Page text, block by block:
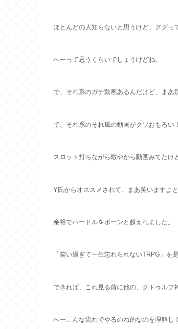
ほとんどの人知らないと思うけど、ググっ
へーって思うくらいでしょうけどね。
で、それ系のガチ動画あるんだけど、まあ
で、それ系のそれ風の動画がクソおもろい
スロット打ちながら暇やから動画みてたけ
Y氏からオススメされて、まあ笑いますよ
余裕でハードルをポーンと超えれました。
「笑い過ぎて一生忘れられないTRPG」を
できれば、これ見る前に他の、クトゥルフ
へーこんな流れでやるのね的なのを理解し